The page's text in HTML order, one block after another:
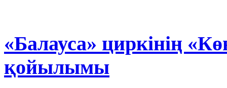
«Балауса» циркінің
қойылымы